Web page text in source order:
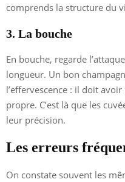
comprends la structure du
3. La bouche
En bouche, regarde
longueur. Un bon
l’effervescence : il doit
propre. C’est là que les
leur précision.
Les erreurs
On constate souvent les